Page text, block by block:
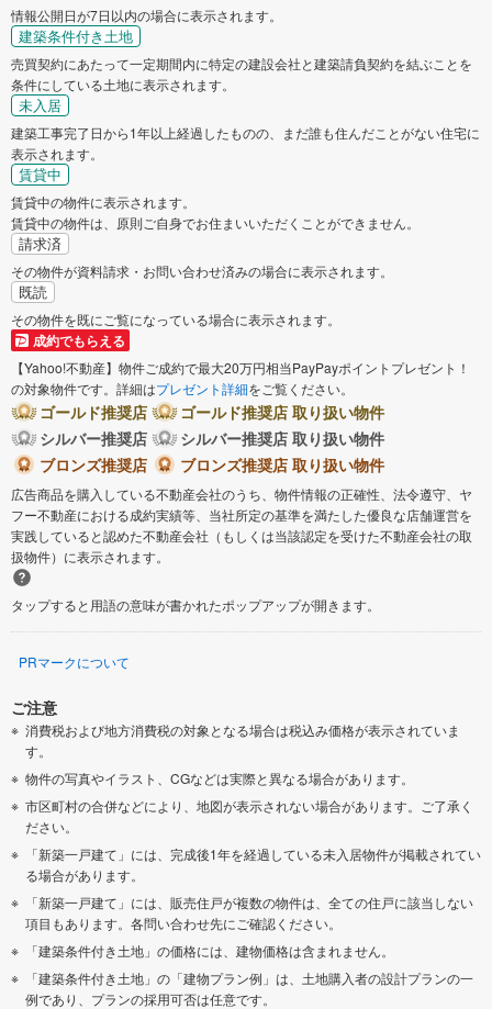
情報公開日が7日以内の場合に表示されます。
建築条件付き土地
売買契約にあたって一定期間内に特定の建設会社と建築請負契約を結ぶことを
条件にしている土地に表示されます。
未入居
建築工事完了日から1年以上経過したものの、まだ誰も住んだことがない住宅に
表示されます。
賃貸中
賃貸中の物件に表示されます。
賃貸中の物件は、原則ご自身でお住まいいただくことができません。
請求済
その物件が資料請求・お問い合わせ済みの場合に表示されます。
既読
その物件を既にご覧になっている場合に表示されます。
成約でもらえる
【Yahoo!不動産】物件ご成約で最大20万円相当PayPayポイントプレゼント！
の対象物件です。詳細はプレゼント詳細をご覧ください。
ゴールド推奨店
ゴールド推奨店 取り扱い物件
シルバー推奨店
シルバー推奨店 取り扱い物件
ブロンズ推奨店
ブロンズ推奨店 取り扱い物件
広告商品を購入している不動産会社のうち、物件情報の正確性、法令遵守、ヤ
フー不動産における成約実績等、当社所定の基準を満たした優良な店舗運営を
実践していると認めた不動産会社（もしくは当該認定を受けた不動産会社の取
扱物件）に表示されます。
タップすると用語の意味が書かれたポップアップが開きます。
PRマークについて
ご注意
消費税および地方消費税の対象となる場合は税込み価格が表示されていま
す。
物件の写真やイラスト、CGなどは実際と異なる場合があります。
市区町村の合併などにより、地図が表示されない場合があります。ご了承く
ださい。
「新築一戸建て」には、完成後1年を経過している未入居物件が掲載されてい
る場合があります。
「新築一戸建て」には、販売住戸が複数の物件は、全ての住戸に該当しない
項目もあります。各問い合わせ先にご確認ください。
「建築条件付き土地」の価格には、建物価格は含まれません。
「建築条件付き土地」の「建物プラン例」は、土地購入者の設計プランの一
例であり、プランの採用可否は任意です。